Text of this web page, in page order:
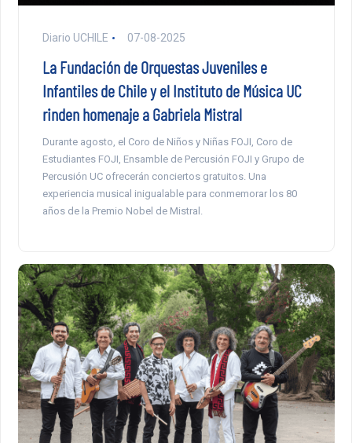
Diario UCHILE 07-08-2025
La Fundación de Orquestas Juveniles e
Infantiles de Chile y el Instituto de Música UC
rinden homenaje a Gabriela Mistral
Durante agosto, el Coro de Niños y Niñas FOJI, Coro de
Estudiantes FOJI, Ensamble de Percusión FOJI y Grupo de
Percusión UC ofrecerán conciertos gratuitos. Una
experiencia musical inigualable para conmemorar los 80
años de la Premio Nobel de Mistral.